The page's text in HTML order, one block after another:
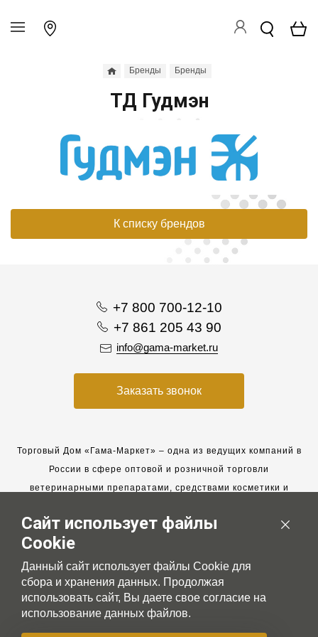
Бренды Бренды
ТД Гудмэн
К списку брендов
+7 800 700-12-10
+7 861 205 43 90
info@gama-market.ru
Заказать звонок
Торговый Дом «Гама-Маркет» – одна из ведущих компаний в
России в сфере оптовой и розничной торговли
ветеринарными препаратами, средствами косметики и
Мы работаем с 2005 года. Мы приглашаем к сотрудничеству
новых клиентов и всегда рассчитываем на взаимовыгодные,
долгосрочные партнерские отношения.
Сайт использует файлы
Cookie
Данный сайт использует файлы Cookie для
сбора и хранения данных. Продолжая
использовать сайт, Вы даете свое согласие на
использование данных файлов.